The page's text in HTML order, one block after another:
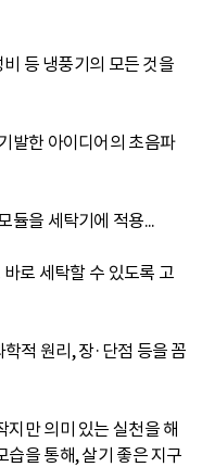
등 냉풍기의 모든 것을
발한 아이디어의 초음파
듈을 세탁기에 적용...
로 세탁할 수 있도록 고
적 원리, 장·단점 등을 꼼
만 의미 있는 실천을 해
습을 통해, 살기 좋은 지구